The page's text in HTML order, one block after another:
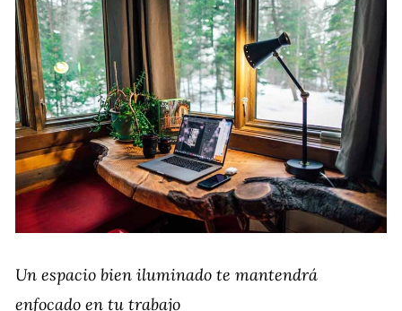
Un espacio bien iluminado te mantendrá
enfocado en tu trabajo